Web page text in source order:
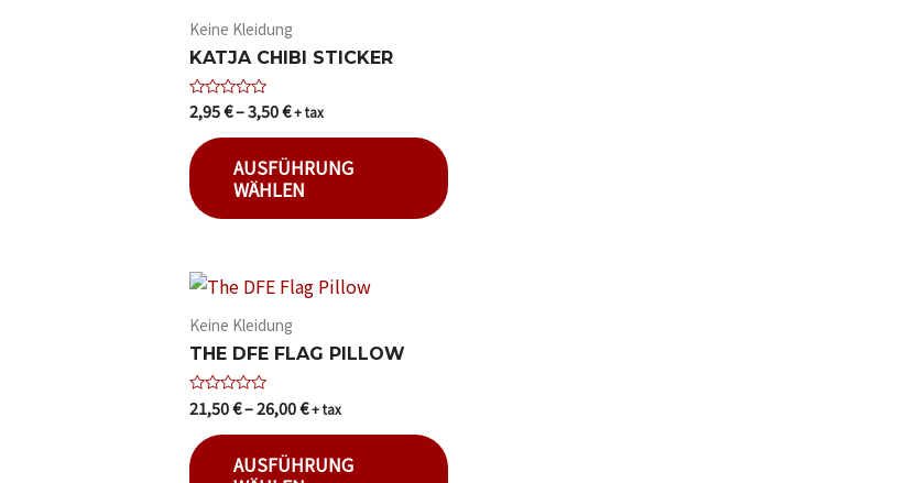
Keine Kleidung
KATJA CHIBI STICKER
Bewertet
mit
von
5
2,95€–3,50€+ tax
AUSFÜHRUNG
WÄHLEN
Keine Kleidung
THE DFE FLAG PILLOW
Bewertet
mit
von
5
21,50€–26,00€+ tax
AUSFÜHRUNG